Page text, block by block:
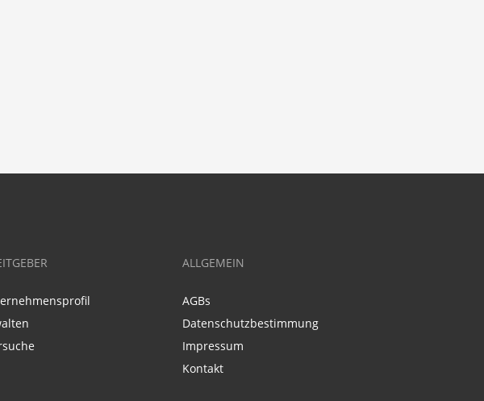
ALLGEMEIN
AGBs
Datenschutzbestimmung
Impressum
Kontakt